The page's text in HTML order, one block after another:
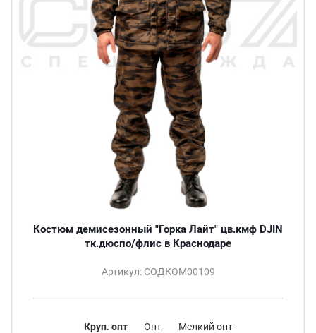
Костюм демисезонный "Горка Лайт" цв.кмф DJIN
тк.дюспо/флис в Краснодаре
Артикул: СОДКОМ00109
Круп. опт Опт Мелкий опт